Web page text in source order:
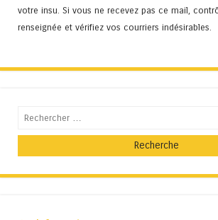
votre insu. Si vous ne recevez pas ce mail,
renseignée et vérifiez vos courriers indésirables.
Recherche